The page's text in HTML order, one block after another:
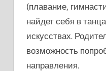
(плавание,
найдет себя в
искусствах.
возможность
направления.